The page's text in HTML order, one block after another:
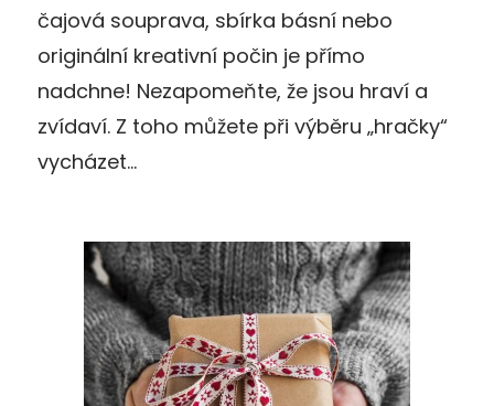
čajová souprava, sbírka básní nebo
originální kreativní počin je přímo
nadchne! Nezapomeňte, že jsou hraví a
zvídaví. Z toho můžete při výběru „hračky“
vycházet…